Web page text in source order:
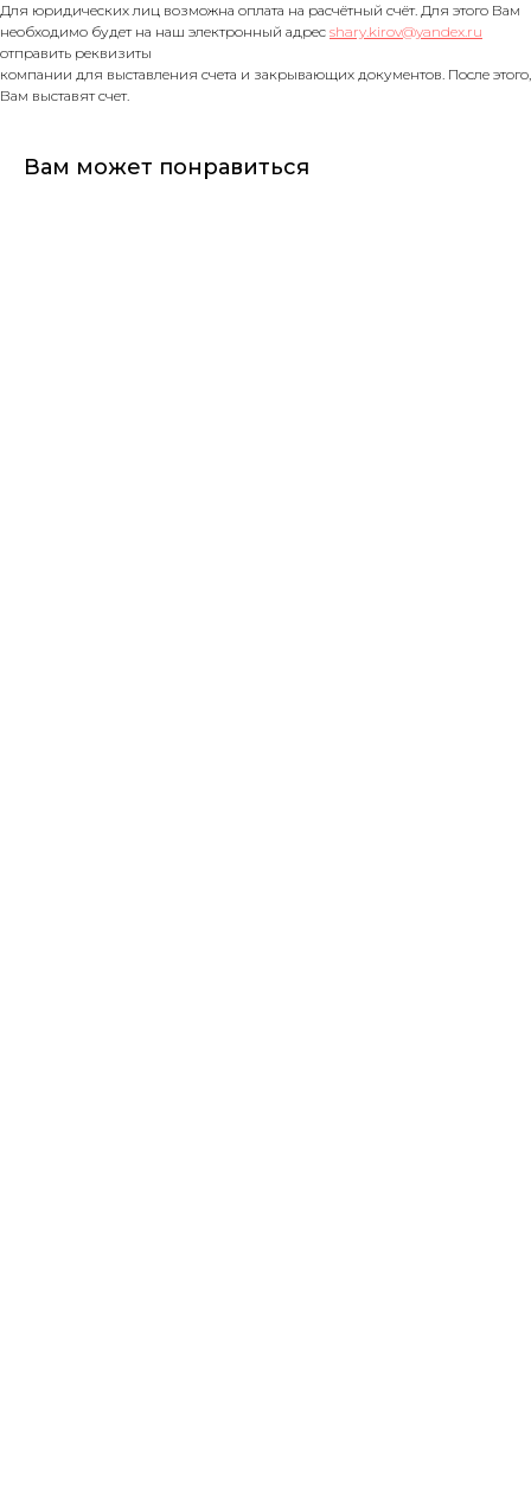
Для юридических лиц возможна оплата на расчётный счёт. Для этого Вам
необходимо будет на наш электронный адрес shary.kirov@yandex.ru
отправить реквизиты
компании для выставления счета и закрывающих документов. После этого,
Вам выставят счет.
Вам может понравиться